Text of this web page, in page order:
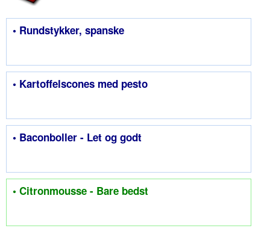
• Rundstykker, spanske
• Kartoffelscones med pesto
• Baconboller - Let og godt
• Citronmousse - Bare bedst